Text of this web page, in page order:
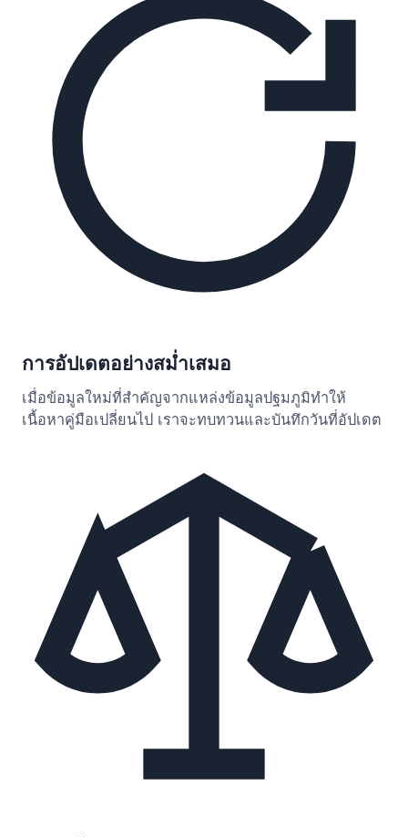
การอัปเดตอย่างสม่ำเสมอ
เมื่อข้อมูลใหม่ที่สำคัญจากแหล่งข้อมูลปฐมภูมิทำให้
เนื้อหาคู่มือเปลี่ยนไป เราจะทบทวนและบันทึกวันที่อัปเดต